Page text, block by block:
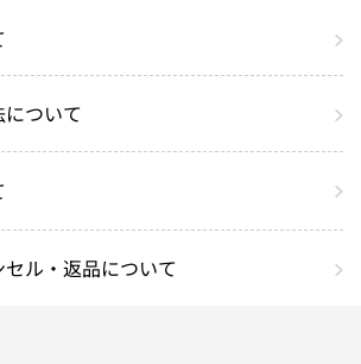
ついて
ル・返品について